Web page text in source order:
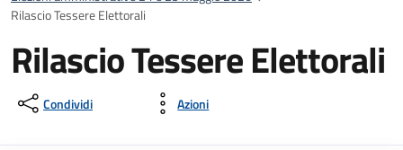
Rilascio Tessere Elettorali
Rilascio Tessere Elettorali
Condividi Azioni